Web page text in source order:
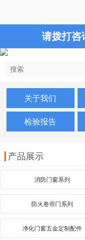
请拨打咨
关于我们
检验报告
产品展示
消防门窗系列
防火卷帘门系列
净化门窗五金定制配件